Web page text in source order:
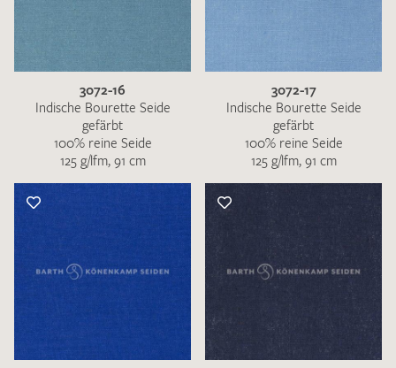
3072-16
Indische Bourette Seide
gefärbt
100% reine Seide
125 g/lfm, 91 cm
3072-17
Indische Bourette Seide
gefärbt
100% reine Seide
125 g/lfm, 91 cm